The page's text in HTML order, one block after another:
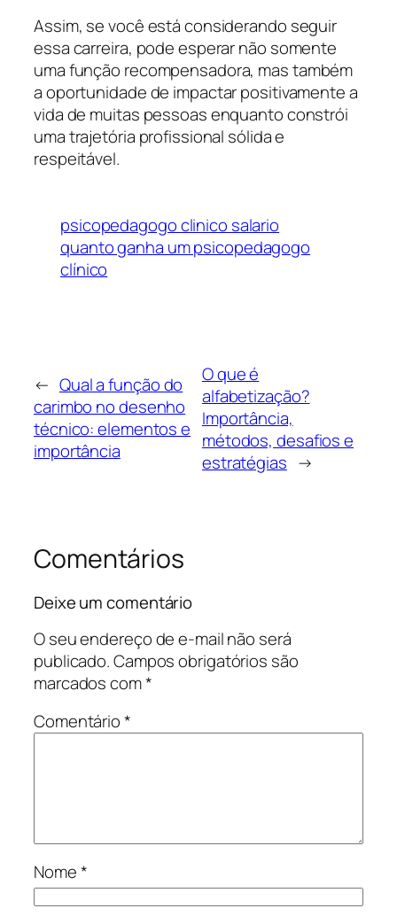
Assim, se você está considerando seguir
essa carreira, pode esperar não somente
uma função recompensadora, mas também
a oportunidade de impactar positivamente a
vida de muitas pessoas enquanto constrói
uma trajetória profissional sólida e
respeitável.
psicopedagogo clinico salario
quanto ganha um psicopedagogo
clínico
← Qual a função do
carimbo no desenho
técnico: elementos e
importância
O que é
alfabetização?
Importância,
métodos, desafios e
estratégias →
Comentários
Deixe um comentário
O seu endereço de e-mail não será
publicado.Campos obrigatórios são
marcados com*
Comentário*
Nome*